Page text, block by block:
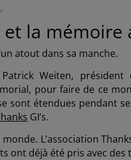
.
la mémoire
atout dans sa manche.
Weiten, président
pour faire de ce
sont étendues pendant
GI’s.
L’association
ont déjà été pris avec